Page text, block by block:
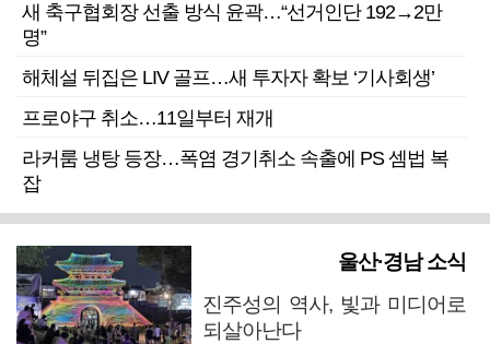
새 축구협회장 선출 방식 윤곽…“선거인단 192→2만
명”
해체설 뒤집은 LIV 골프…새 투자자 확보 ‘기사회생’
프로야구 취소…11일부터 재개
라커룸 냉탕 등장…폭염 경기취소 속출에 PS 셈법 복
잡
울산·경남 소식
진주성의 역사, 빛과 미디어로
되살아난다